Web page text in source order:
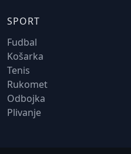
SPORT
Fudbal
Košarka
Tenis
Rukomet
Odbojka
Plivanje